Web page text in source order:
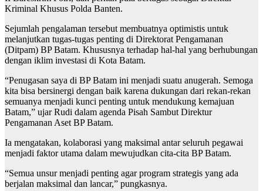
Kriminal Khusus Polda Banten.
Sejumlah pengalaman tersebut membuatnya optimistis untuk
melanjutkan tugas-tugas penting di Direktorat Pengamanan
(Ditpam) BP Batam. Khususnya terhadap hal-hal yang berhubungan
dengan iklim investasi di Kota Batam.
“Penugasan saya di BP Batam ini menjadi suatu anugerah. Semoga
kita bisa bersinergi dengan baik karena dukungan dari rekan-rekan
semuanya menjadi kunci penting untuk mendukung kemajuan
Batam,” ujar Rudi dalam agenda Pisah Sambut Direktur
Pengamanan Aset BP Batam.
Ia mengatakan, kolaborasi yang maksimal antar seluruh pegawai
menjadi faktor utama dalam mewujudkan cita-cita BP Batam.
“Semua unsur menjadi penting agar program strategis yang ada
berjalan maksimal dan lancar,” pungkasnya.